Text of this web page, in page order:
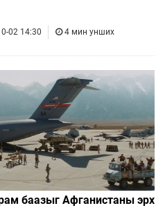
02 14:30 4 мин унших
баазыг Афганистаны эрх